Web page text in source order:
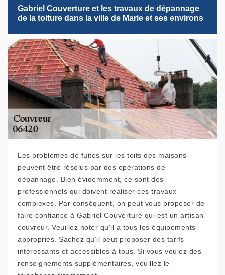
Gabriel Couverture et les travaux de dépannage
de la toiture dans la ville de Marie et ses environs
Les problèmes de fuites sur les toits des maisons
peuvent être résolus par des opérations de
dépannage. Bien évidemment, ce sont des
professionnels qui doivent réaliser ces travaux
complexes. Par conséquent, on peut vous proposer de
faire confiance à Gabriel Couverture qui est un artisan
couvreur. Veuillez noter qu'il a tous les équipements
appropriés. Sachez qu'il peut proposer des tarifs
intéressants et accessibles à tous. Si vous voulez des
renseignements supplémentaires, veuillez le